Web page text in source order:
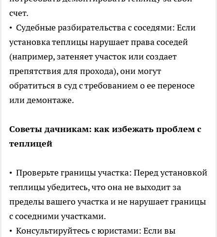
счет.
• Судебные разбирательства с соседями: Если
установка теплицы нарушает права соседей
(например, затеняет участок или создает
препятствия для прохода), они могут
обратиться в суд с требованием о ее переносе
или демонтаже.
Советы дачникам: как избежать проблем с
теплицей
• Проверьте границы участка: Перед установкой
теплицы убедитесь, что она не выходит за
пределы вашего участка и не нарушает границы
с соседними участками.
• Консультируйтесь с юристами: Если вы